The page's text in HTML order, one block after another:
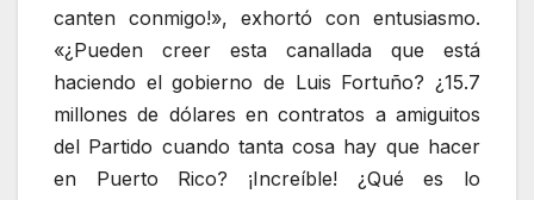
canten conmigo!», exhortó con entusiasmo.
«¿Pueden creer esta canallada que está
haciendo el gobierno de Luis Fortuño? ¿15.7
millones de dólares en contratos a amiguitos
del Partido cuando tanta cosa hay que hacer
en Puerto Rico? ¡Increíble! ¿Qué es lo